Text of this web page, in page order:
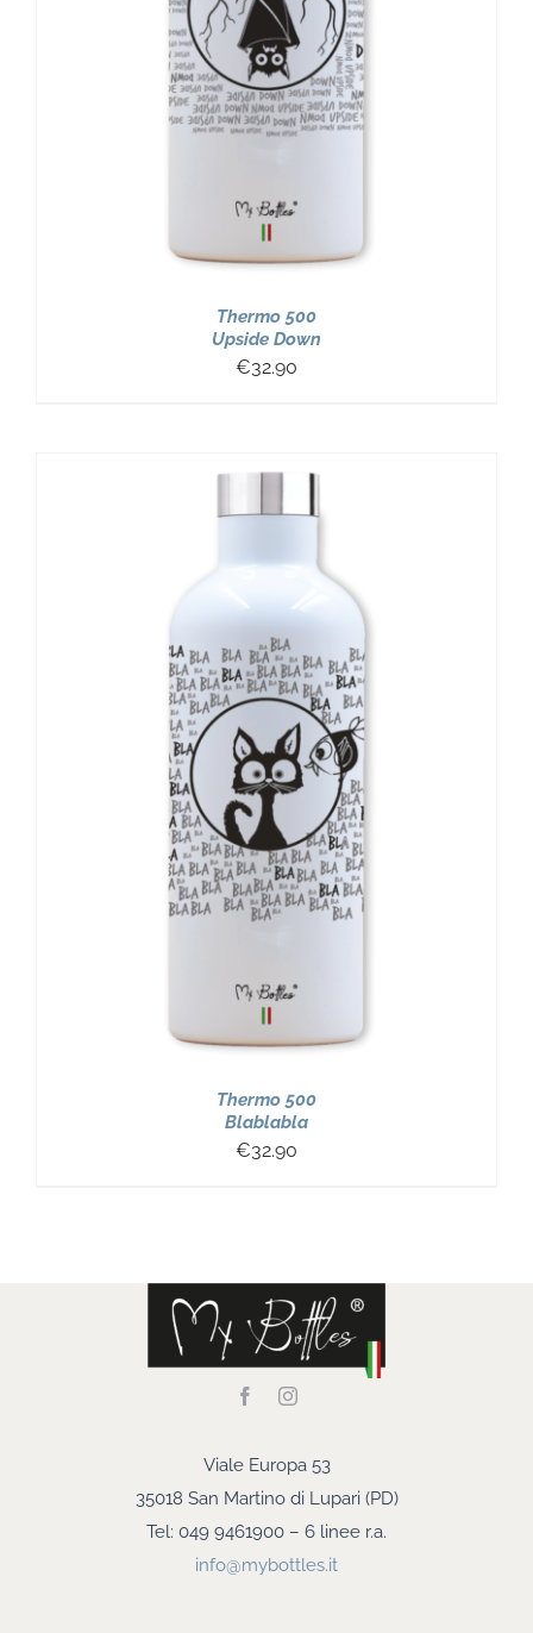
Thermo 500
Upside Down
€32.90
Thermo 500
Blablabla
€32.90
Viale Europa 53
35018 San Martino di Lupari (PD)
Tel: 049 9461900 – 6 linee r.a.
info@mybottles.it